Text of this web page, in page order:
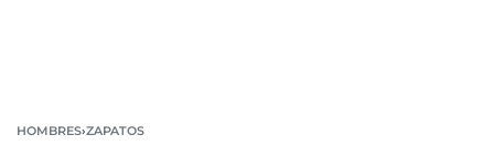
HOMBRES›ZAPATOS